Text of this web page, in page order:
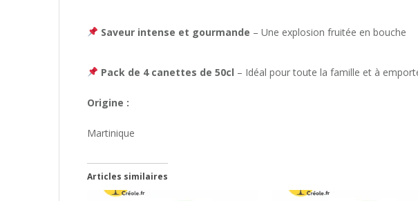
Saveur intense et gourmande – Une explosion fruitée en bouche
Pack de 4 canettes de 50cl – Idéal pour toute la famille et à
Origine :
Martinique
Articles similaires